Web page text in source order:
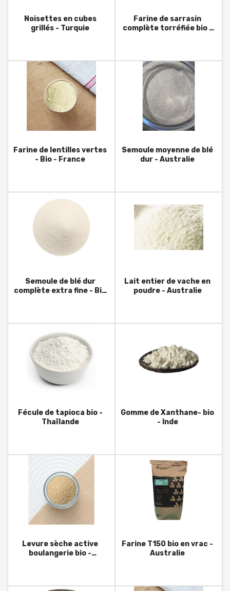
Noisettes en cubes
grillés - Turquie
Farine de sarrasin
complète torréfiée bio -
Farine de lentilles vertes
- Bio - France
Semoule moyenne de blé
dur - Australie
Semoule de blé dur
complète extra fine - Bio
Lait entier de vache en
poudre - Australie
Fécule de tapioca bio -
Thaïlande
Gomme de Xanthane- bio
- Inde
Levure sèche active
boulangerie bio -
Farine T150 bio en vrac -
Australie